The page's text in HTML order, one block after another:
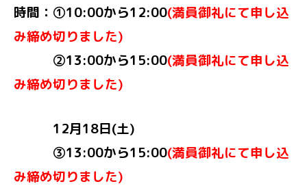
時間：①10:00から12:00(満員御礼にて申し込
み締め切りました)
②13:00から15:00(満員御礼にて申し込
み締め切りました)
12月18日(土)
③13:00から15:00(満員御礼にて申し込
み締め切りました)